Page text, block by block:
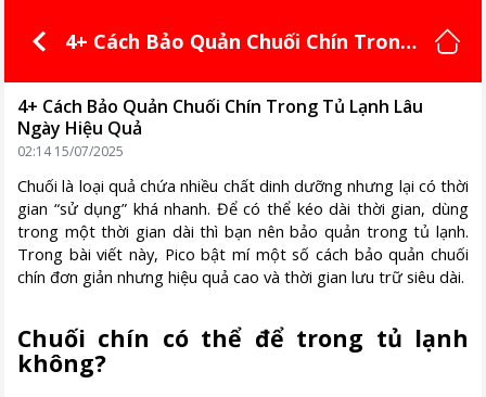
4+ Cách Bảo Quản Chuối Chín Trong
4+ Cách Bảo Quản Chuối Chín Trong Tủ Lạnh Lâu
Ngày Hiệu Quả
02:14 15/07/2025
Chuối là loại quả chứa nhiều chất dinh dưỡng nhưng lại có thời
gian “sử dụng” khá nhanh. Để có thể kéo dài thời gian, dùng
trong một thời gian dài thì bạn nên bảo quản trong tủ lạnh.
Trong bài viết này, Pico bật mí một số cách bảo quản chuối
chín đơn giản nhưng hiệu quả cao và thời gian lưu trữ siêu dài.
Chuối chín có thể để trong tủ lạnh
không?